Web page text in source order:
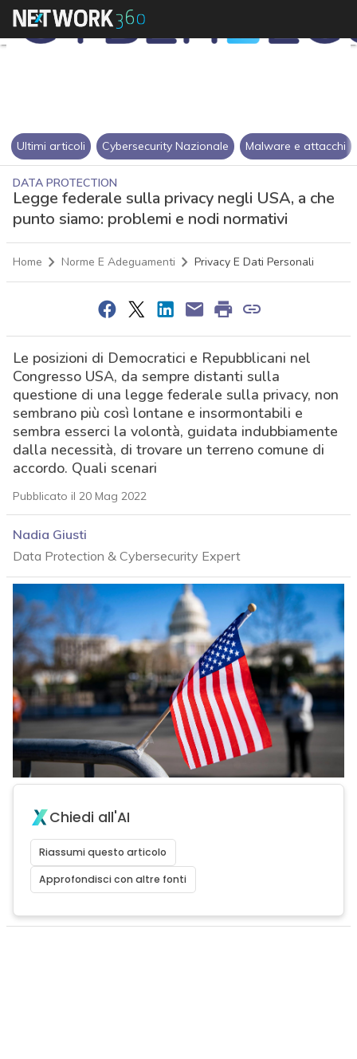
Ultimi articoli Cybersecurity Nazionale Malware e attacchi
DATA PROTECTION
Legge federale sulla privacy negli USA, a che
punto siamo: problemi e nodi normativi
Home Norme E Adeguamenti Privacy E Dati Personali
Le posizioni di Democratici e Repubblicani nel
Congresso USA, da sempre distanti sulla
questione di una legge federale sulla privacy, non
sembrano più così lontane e insormontabili e
sembra esserci la volontà, guidata indubbiamente
dalla necessità, di trovare un terreno comune di
accordo. Quali scenari
Pubblicato il 20 Mag 2022
Nadia Giusti
Data Protection & Cybersecurity Expert
Chiedi all'AI
Riassumi questo articolo
Approfondisci con altre fonti